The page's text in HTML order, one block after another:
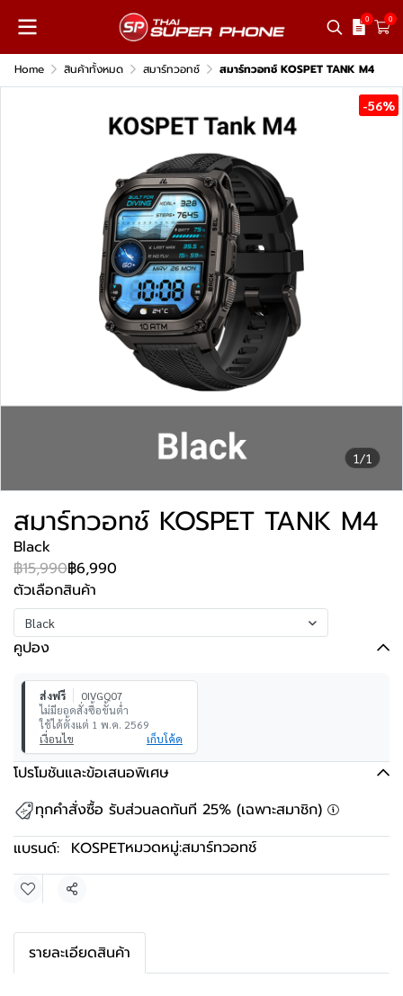
0 0
Home สินค้าทั้งหมด สมาร์ทวอทช์ สมาร์ทวอทช์ KOSPET TANK M4
1/1
-56%
สมาร์ทวอทช์ KOSPET TANK M4
Black
฿15,990฿6,990
ตัวเลือกสินค้า
Black
คูปอง
ส่งฟรี
0IVGQ07
ไม่มียอดสั่งซื้อขั้นต่ำ
ใช้ได้ตั้งแต่ 1 พ.ค. 2569
เงื่อนไข
เก็บโค้ด
โปรโมชันและข้อเสนอพิเศษ
ทุกคำสั่งซื้อ รับส่วนลดทันที 25% (เฉพาะสมาชิก)
แบรนด์: KOSPETหมวดหมู่:สมาร์ทวอทช์
แชร์
รายละเอียดสินค้า